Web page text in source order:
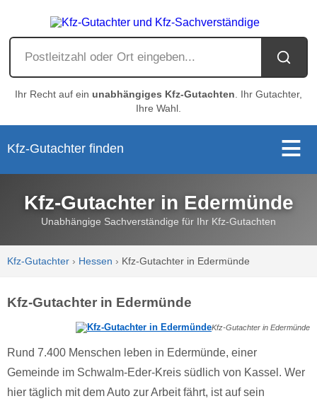
Ihr Recht auf ein unabhängiges Kfz-Gutachten . Ihr Gutachter,
Ihre Wahl.
Kfz-Gutachter finden
Kfz-Gutachter in Edermünde
Unabhängige Sachverständige für Ihr Kfz-Gutachten
Kfz-Gutachter › Hessen › Kfz-Gutachter in Edermünde
Kfz-Gutachter in Edermünde
Kfz-Gutachter in Edermünde
Rund 7.400 Menschen leben in Edermünde, einer
Gemeinde im Schwalm-Eder-Kreis südlich von Kassel. Wer
hier täglich mit dem Auto zur Arbeit fährt, ist auf sein